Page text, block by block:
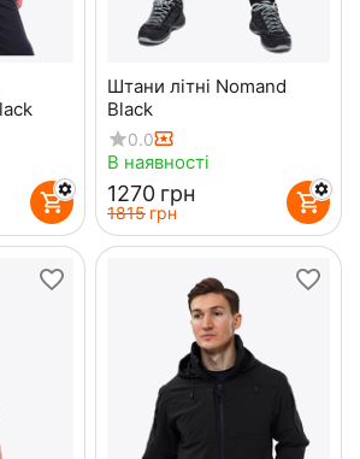
Штани літні Nomand
Black
0.0
В наявності
‍1270‍ грн
‍1815‍ грн